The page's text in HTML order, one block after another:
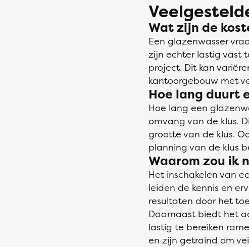
Wat zijn de
Een glazenwasser
zijn echter lastig vast
project. Dit kan
kantoorgebouw met
Hoe lang duurt
Hoe lang een
omvang van de klus.
grootte van de klus.
planning van de klus
Waarom zou ik
Het inschakelen van
leiden de kennis en
resultaten door het
Daarnaast biedt het
lastig te bereiken
en zijn getraind om